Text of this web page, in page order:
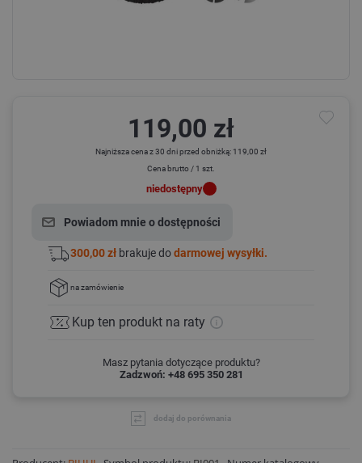
119,00 zł
Najniższa cena z 30 dni przed obniżką: 119,00 zł
Cena brutto / 1 szt.
niedostępny
Powiadom mnie o dostępności
300,00 zł brakuje dodarmowej wysyłki.
na zamówienie
Kup ten produkt na raty
Masz pytania dotyczące produktu?
Zadzwoń: +48 695 350 281
dodaj do porównania